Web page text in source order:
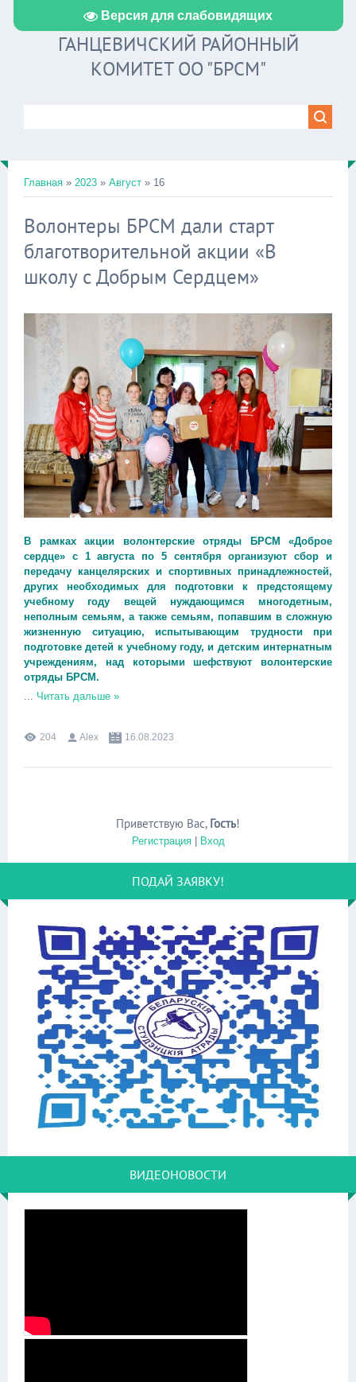
Версия для слабовидящих
ГАНЦЕВИЧСКИЙ РАЙОННЫЙ
КОМИТЕТ ОО "БРСМ"
Главная » 2023 » Август » 16
Волонтеры БРСМ дали старт
благотворительной акции «В
школу с Добрым Сердцем»
В рамках акции волонтерские отряды БРСМ «Доброе
сердце» с 1 августа по 5 сентября организуют сбор и
передачу канцелярских и спортивных принадлежностей,
других необходимых для подготовки к предстоящему
учебному году вещей нуждающимся многодетным,
неполным семьям, а также семьям, попавшим в сложную
жизненную ситуацию, испытывающим трудности при
подготовке детей к учебному году, и детским интернатным
учреждениям, над которыми шефствуют волонтерские
отряды БРСМ.
... Читать дальше »
204 Alex 16.08.2023
Приветствую Вас, Гость!
Регистрация| Вход
ПОДАЙ ЗАЯВКУ!
ВИДЕОНОВОСТИ